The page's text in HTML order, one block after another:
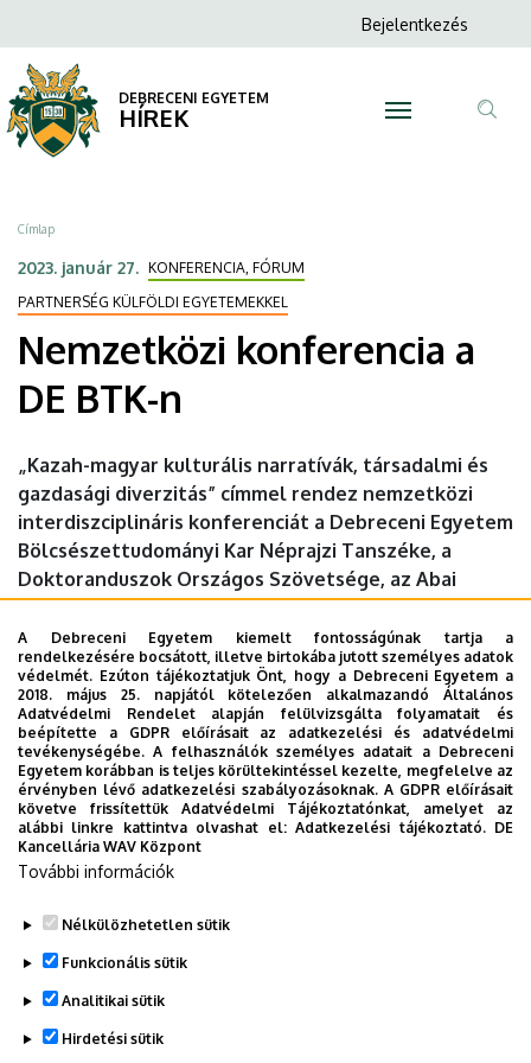
konferencia
a
DE
BTK-
n
DEBRECENI
EGYETEM
a
tartalomra
Anonim
menüje
Bejelentkezés
DEBRECENI EGYETEM
HÍREK
Morzsa
Címlap
2023. január 27. KONFERENCIA, FÓRUM
PARTNERSÉG KÜLFÖLDI EGYETEMEKKEL
Nemzetközi konferencia a
DE BTK-n
„Kazah-magyar kulturális narratívák, társadalmi és
gazdasági diverzitás” címmel rendez nemzetközi
interdiszciplináris konferenciát a Debreceni Egyetem
Bölcsészettudományi Kar Néprajzi Tanszéke, a
Doktoranduszok Országos Szövetsége, az Abai
Egyetem (Kazahsztán-Almati) és az Eurázsiai
Nemzeti Egyetem (Kazahsztán-Asztana).
Időpont: 2023. január 27. péntek 10 óra
Helyszín: Debreceni Egyetem Főépület, X. terem (Debrecen, Egyetem
tér 1.)
Dokumentumok
meghívó (907 KB)
program (540.7 KB)
A Debreceni Egyetem kiemelt fontosságúnak tartja a
rendelkezésére bocsátott, illetve birtokába jutott személyes adatok
védelmét. Ezúton tájékoztatjuk Önt, hogy a Debreceni Egyetem a
2018. május 25. napjától kötelezően alkalmazandó Általános
Adatvédelmi Rendelet alapján felülvizsgálta folyamatait és
beépítette a GDPR előírásait az adatkezelési és adatvédelmi
tevékenységébe. A felhasználók személyes adatait a Debreceni
Egyetem korábban is teljes körültekintéssel kezelte, megfelelve az
érvényben lévő adatkezelési szabályozásoknak. A GDPR előírásait
követve frissítettük Adatvédelmi Tájékoztatónkat, amelyet az
alábbi linkre kattintva olvashat el:Adatkezelési tájékoztató. DE
Kancellária WAV Központ
További információk
Nélkülözhetetlen sütik
Funkcionális sütik
Analitikai sütik
Hirdetési sütik